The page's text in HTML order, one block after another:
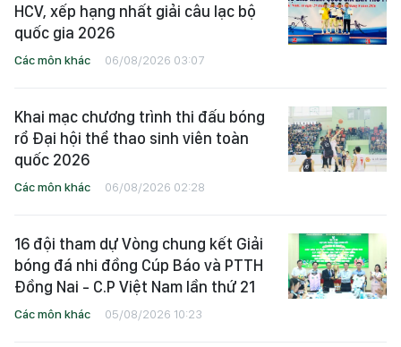
HCV, xếp hạng nhất giải câu lạc bộ
quốc gia 2026
Các môn khác 06/08/2026 03:07
Khai mạc chương trình thi đấu bóng
rổ Đại hội thể thao sinh viên toàn
quốc 2026
Các môn khác 06/08/2026 02:28
16 đội tham dự Vòng chung kết Giải
bóng đá nhi đồng Cúp Báo và PTTH
Đồng Nai - C.P Việt Nam lần thứ 21
Các môn khác 05/08/2026 10:23